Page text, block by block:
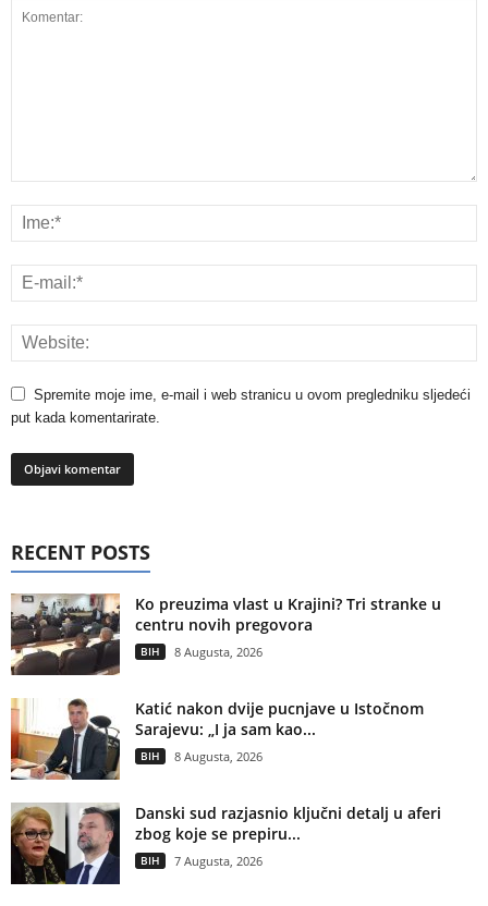
Spremite moje ime, e-mail i web stranicu u ovom pregledniku sljedeći
put kada komentarirate.
RECENT POSTS
Ko preuzima vlast u Krajini? Tri stranke u
centru novih pregovora
BIH 8 Augusta, 2026
Katić nakon dvije pucnjave u Istočnom
Sarajevu: „I ja sam kao...
BIH 8 Augusta, 2026
Danski sud razjasnio ključni detalj u aferi
zbog koje se prepiru...
BIH 7 Augusta, 2026